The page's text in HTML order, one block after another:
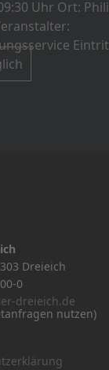
Uhr Ort:
Dreieich
0
dreieich.de
nutzen)